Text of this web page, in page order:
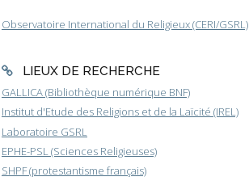
Observatoire International du Religieux (CERI/GSRL)
LIEUX DE RECHERCHE
GALLICA (Bibliothèque numérique BNF)
Institut d'Etude des Religions et de la Laïcité (IREL)
Laboratoire GSRL
EPHE-PSL (Sciences Religieuses)
SHPF (protestantisme français)